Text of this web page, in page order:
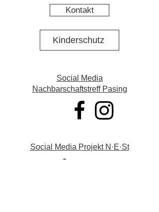
Kontakt
Kinderschutz
Social Media
Nachbarschaftstreff Pasing
Social Media Projekt N·E·St